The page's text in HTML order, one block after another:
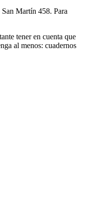
Martín 458. Para
tener en cuenta que
al menos: cuadernos